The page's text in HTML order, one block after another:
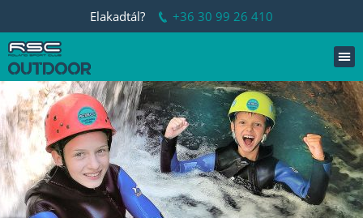
Elakadtál? +36 30 99 26 410